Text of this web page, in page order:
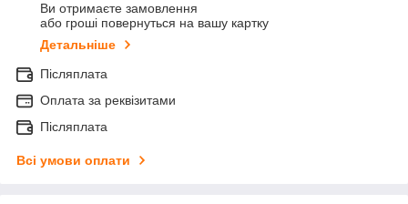
Ви отримаєте замовлення
або гроші повернуться на вашу картку
Детальніше
Післяплата
Оплата за реквізитами
Післяплата
Всі умови оплати